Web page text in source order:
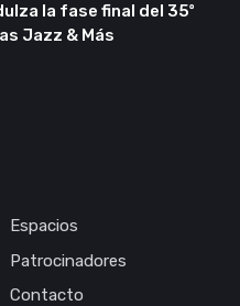
la fase final del 35º
Jazz & Más
Espacios
Patrocinadores
Contacto